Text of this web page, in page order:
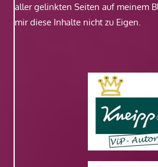
aller gelinkten Seiten auf meinem
mir diese Inhalte nicht zu Eigen.